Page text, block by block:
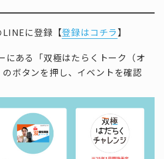
に登録【登録はコチラ】
ある「双極はたらくトーク（オ
ボタンを押し、イベントを確認